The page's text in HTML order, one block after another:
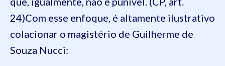
24)Com esse enfoque, é altamente ilustrativo
colacionar o magistério de Guilherme de
Souza Nucci: